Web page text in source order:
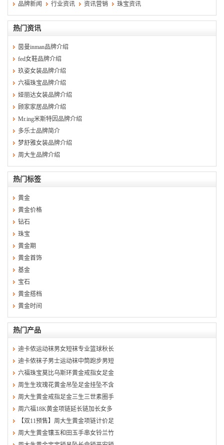
品牌新闻 行业资讯 资讯营销 珠宝资讯
热门资讯
茵曼inman品牌介绍
fed女鞋品牌介绍
玖姿女装品牌介绍
六福珠宝品牌介绍
娅丽达女装品牌介绍
顾家家居品牌介绍
Mr.ing米斯特因品牌介绍
多乐士品牌简介
梦舒雅女装品牌介绍
周大生品牌介绍
热门标签
黄金
黄金价格
钻石
珠宝
黄金期
黄金首饰
基金
宝石
黄金搭档
黄金时间
热门产品
迪卡侬运动袜男女短袜专业篮球秋长
迪卡侬袜子男士运动袜中筒跑步男短
六福珠宝莫比乌斯环黄金戒指女足金
周生生玫瑰花黄金吊坠足金挂坠不含
周大生黄金戒指足金三生三世素圈手
周六福18K黄金项链延长链加长女多
【双11预售】周大生黄金项链计价足
周大生黄金镶玉和田玉手串女铃兰竹